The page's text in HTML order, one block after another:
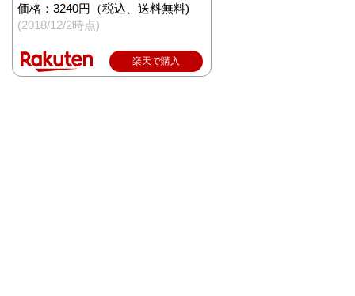
価格：3240円（税込、送料無料)
(2018/12/2時点)
楽天で購入